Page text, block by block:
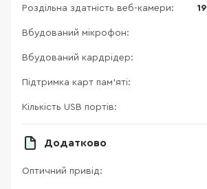
Роздільна здатність веб-камери:
Вбудований мікрофон:
Вбудований кардрідер:
Підтримка карт пам’яті:
Кількість USB портів:
Додатково
Оптичний привід: